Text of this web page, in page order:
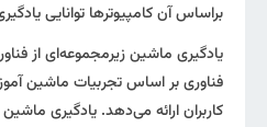
براساس آن‌ کامپیوترها توانایی
یادگیری ماشین زیرمجموعه‌ای از
فناوری بر اساس تجربیات ماشین
کاربران ارائه می‌دهد. یادگیری